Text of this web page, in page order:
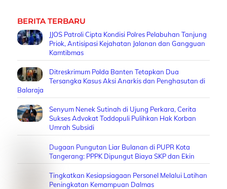
BERITA TERBARU
JJOS Patroli Cipta Kondisi Polres Pelabuhan Tanjung
Priok, Antisipasi Kejahatan Jalanan dan Gangguan
Kamtibmas
Ditreskrimum Polda Banten Tetapkan Dua
Tersangka Kasus Aksi Anarkis dan Penghasutan di
Balaraja
Senyum Nenek Sutinah di Ujung Perkara, Cerita
Sukses Advokat Toddopuli Pulihkan Hak Korban
Umrah Subsidi
Dugaan Pungutan Liar Bulanan di PUPR Kota
Tangerang: PPPK Dipungut Biaya SKP dan Ekin
Tingkatkan Kesiapsiagaan Personel Melalui Latihan
Peningkatan Kemampuan Dalmas